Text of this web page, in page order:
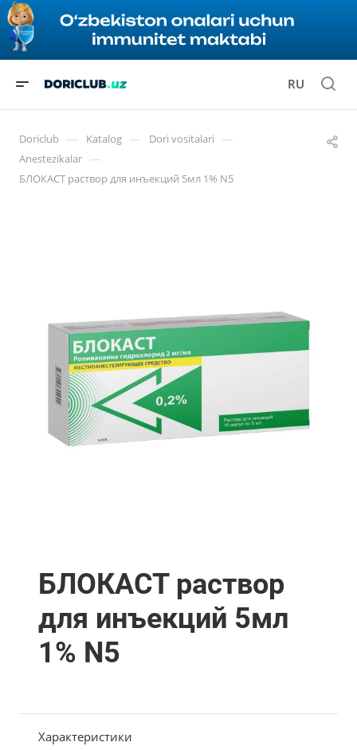
RU
Doriclub — Katalog — Dori vositalari —
Anestezikalar —
БЛОКАСТ раствор для инъекций 5мл 1% N5
БЛОКАСТ раствор
для инъекций 5мл
1% N5
Характеристики